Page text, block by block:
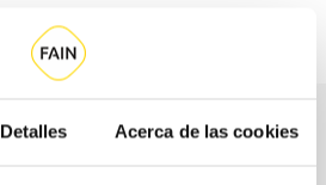
Detalles Acerca de las cookies